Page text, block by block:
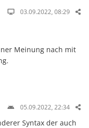
03.09.2022, 08:29
Meinung nach mit
05.09.2022, 22:34
Syntax der auch